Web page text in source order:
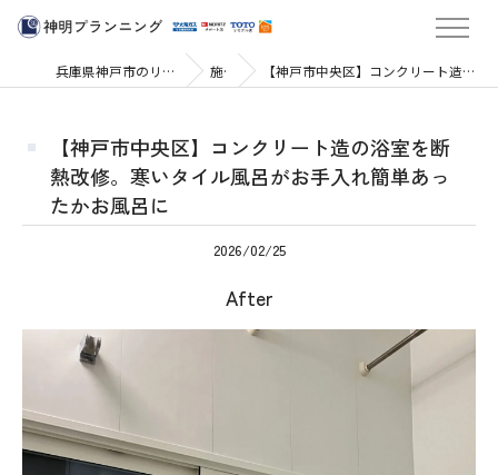
兵庫県神戸市のリフォームなら株式会社神明プランニング 施工実績 【神戸市中央区】コンクリート造の浴室を断熱改修。寒いタイル風呂がお手入れ簡単あったかお風呂に
【神戸市中央区】コンクリート造の浴室を断
熱改修。寒いタイル風呂がお手入れ簡単あっ
たかお風呂に
2026/02/25
After